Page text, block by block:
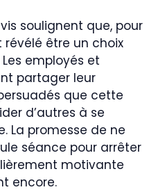
soulignent que, pour
révélé être un choix
employés et
partager leur
que cette
d’autres à se
La promesse de ne
séance pour arrêter
motivante
encore.